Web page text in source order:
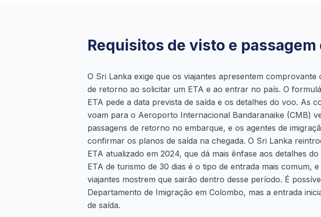
Requisitos de visto e
O Sri Lanka exige que os viajantes apresentem comprovante
de retorno ao solicitar um ETA e ao entrar no país. O
ETA pede a data prevista de saída e os detalhes do voo. As
voam para o Aeroporto Internacional Bandaranaike (CMB)
passagens de retorno no embarque, e os agentes de
confirmar os planos de saída na chegada. O Sri Lanka
ETA atualizado em 2024, que dá mais ênfase aos detalhes
ETA de turismo de 30 dias é o tipo de entrada mais comum,
viajantes mostrem que sairão dentro desse período. É
Departamento de Imigração em Colombo, mas a entrada
de saída.